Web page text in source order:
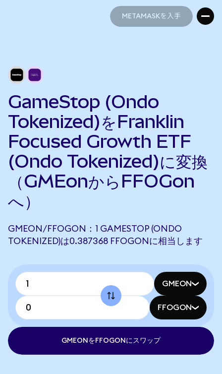
METAMASKを入手
GameStop (Ondo
Tokenized)をFranklin
Focused Growth ETF
(Ondo Tokenized)に変換
（GMEonからFFOGon
へ）
GMEON/FFOGON：1 GAMESTOP (ONDO
TOKENIZED)は0.387368 FFOGONに相当します
GMEON
FFOGON
GMEONをFFOGONにスワップ